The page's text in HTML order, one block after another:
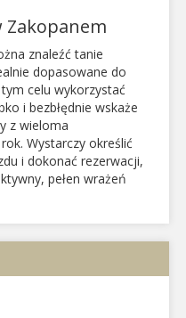
znaleźć tanie
dopasowane do
celu wykorzystać
i bezbłędnie wskaże
z wieloma
Wystarczy określić
i dokonać rezerwacji,
pełen wrażeń